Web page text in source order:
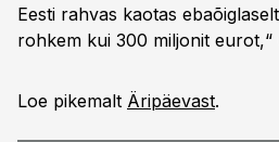
Eesti rahvas kaotas
rohkem kui 300 miljonit eurot,“
Loe pikemalt Äripäevast.